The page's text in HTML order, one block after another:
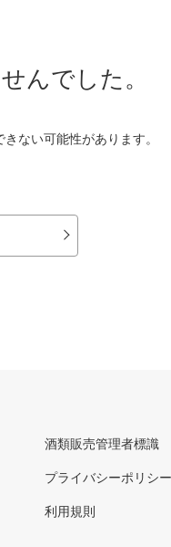
んでした。
ない可能性があります。
酒類販売管理者標識
プライバシーポリシー
利用規則